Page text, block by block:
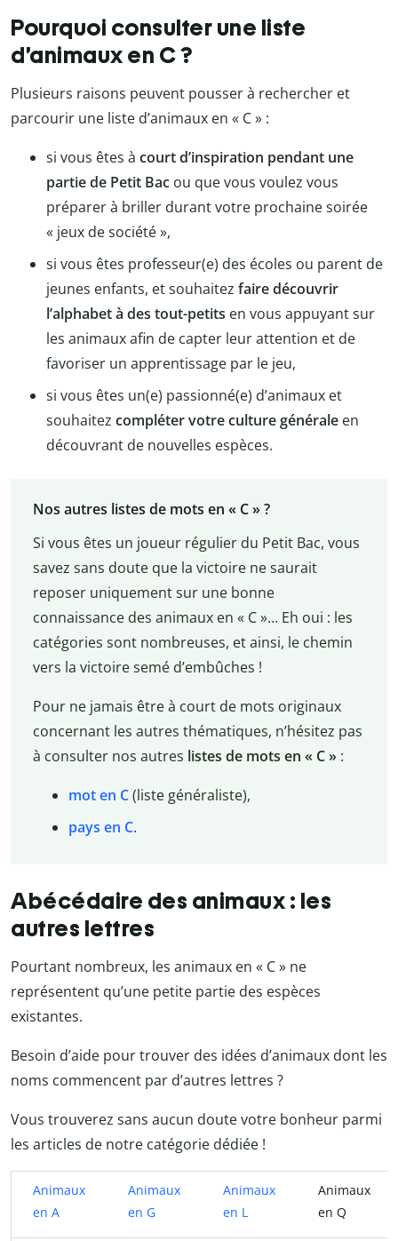
Pourquoi consulter une liste
d’animaux en C ?
Plusieurs raisons peuvent pousser à rechercher et
parcourir une liste d’animaux en « C » :
si vous êtes à court d’inspiration pendant une
partie de Petit Bac ou que vous voulez vous
préparer à briller durant votre prochaine soirée
« jeux de société »,
si vous êtes professeur(e) des écoles ou parent de
jeunes enfants, et souhaitez faire découvrir
l’alphabet à des tout-petits en vous appuyant sur
les animaux afin de capter leur attention et de
favoriser un apprentissage par le jeu,
si vous êtes un(e) passionné(e) d’animaux et
souhaitez compléter votre culture générale en
découvrant de nouvelles espèces.
Nos autres listes de mots en « C » ?
Si vous êtes un joueur régulier du Petit Bac, vous
savez sans doute que la victoire ne saurait
reposer uniquement sur une bonne
connaissance des animaux en « C »… Eh oui : les
catégories sont nombreuses, et ainsi, le chemin
vers la victoire semé d’embûches !
Pour ne jamais être à court de mots originaux
concernant les autres thématiques, n’hésitez pas
à consulter nos autres listes de mots en « C »:
mot en C(liste généraliste),
pays en C.
Abécédaire des animaux : les
autres lettres
Pourtant nombreux, les animaux en « C » ne
représentent qu’une petite partie des espèces
existantes.
Besoin d’aide pour trouver des idées d’animaux dont les
noms commencent par d’autres lettres ?
Vous trouverez sans aucun doute votre bonheur parmi
les articles de notre catégorie dédiée !
Animaux
en A
Animaux
en G
Animaux
en L
Animaux
en Q